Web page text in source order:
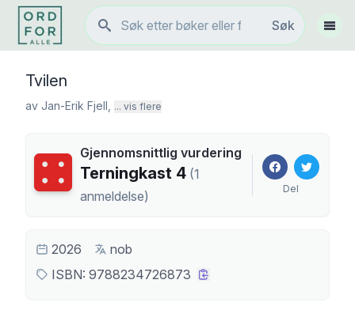
Søk
Søk
Vis
Tvilen
av Jan-Erik Fjell ... vis flere
Terningkast
Gjennomsnittlig vurdering
Terningkast 4 (1
anmeldelse) Del
2026
nob
ISBN: 9788234726873